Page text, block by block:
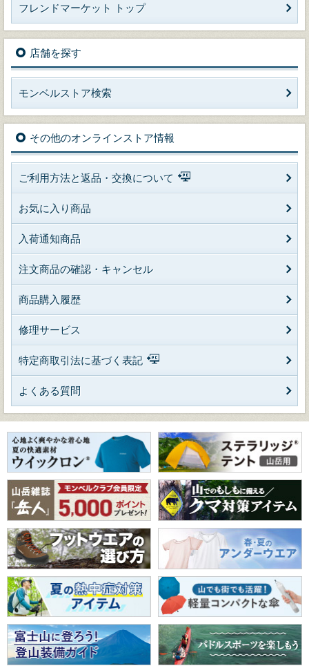
フレンドマーケット トップ
店舗を探す
モンベルストア検索
その他のオンラインストア情報
ご利用方法と返品・交換について
お気に入り商品
入荷通知商品
注文商品の確認・キャンセル
商品購入履歴
修理サービス
特定商取引法に基づく表記
よくある質問